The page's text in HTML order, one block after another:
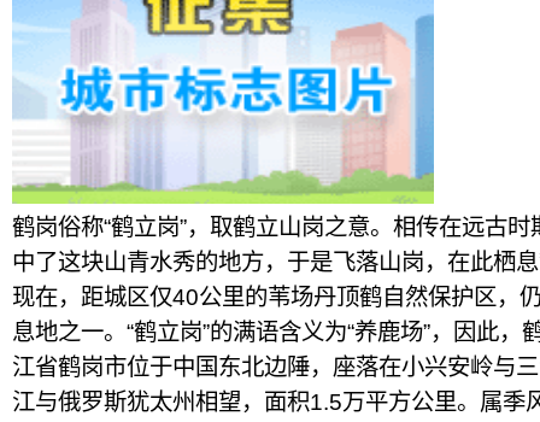
鹤岗俗称“鹤立岗”，取鹤立山岗之意。相传在远古
中了这块山青水秀的地方，于是飞落山岗，在此栖
现在，距城区仅40公里的苇场丹顶鹤自然保护区，
息地之一。“鹤立岗”的满语含义为“养鹿场”，因此，
江省鹤岗市位于中国东北边陲，座落在小兴安岭与
江与俄罗斯犹太州相望，面积1.5万平方公里。属季